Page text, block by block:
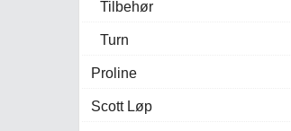
Tilbehør
Turn
Proline
Scott Løp